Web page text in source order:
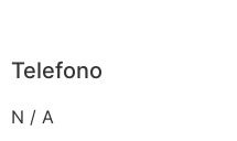
Telefono
N / A